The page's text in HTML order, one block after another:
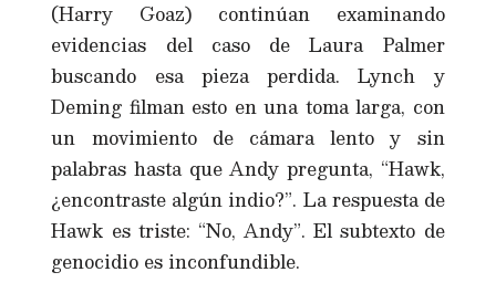
(Harry Goaz) continúan examinando
evidencias del caso de Laura Palmer
buscando esa pieza perdida. Lynch y
Deming filman esto en una toma larga, con
un movimiento de cámara lento y sin
palabras hasta que Andy pregunta, “Hawk,
¿encontraste algún indio?”. La respuesta de
Hawk es triste: “No, Andy”. El subtexto de
genocidio es inconfundible.